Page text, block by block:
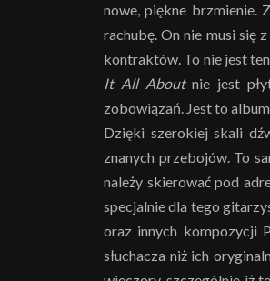
nowe, piękne brzmienie.
rachubę. On nie musi się
kontraktów. To nie jest
It All Aboutnie jest
zobowiązań. Jest to
Dzięki szerokiej skali
znanych przebojów. To
należy skierować pod
specjalnie dla tego
oraz innych kompozycji
słuchacza niż ich